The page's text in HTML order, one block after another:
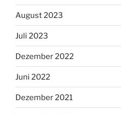
August 2023
Juli 2023
Dezember 2022
Juni 2022
Dezember 2021